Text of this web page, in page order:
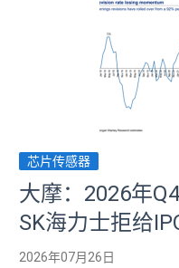
芯片传感器
大摩：2026年
SK海力士拒给
2026年07月26日